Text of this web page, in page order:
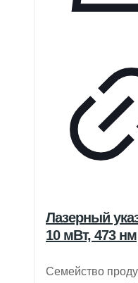
Лазерный
10 мВт, 473 нм
Семейство